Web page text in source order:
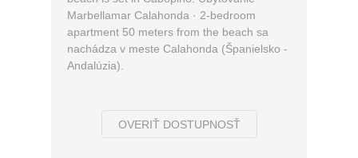
Marbellamar Calahonda · 2-bedroom
apartment 50 meters from the beach sa
nachádza v meste Calahonda (Španielsko -
Andalúzia).
OVERIŤ DOSTUPNOSŤ